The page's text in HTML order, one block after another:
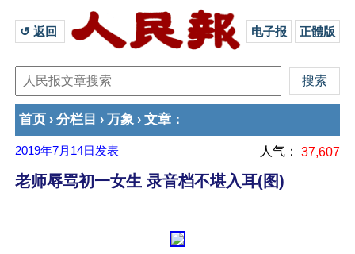
↺ 返回 电子报 正體版
首页 › 分栏目 › 万象 › 文章 ：
2019年7月14日 发表 人气： 37,607
老师辱骂初一女生 录音档不堪入耳(图)